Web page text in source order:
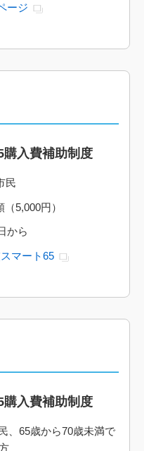
ージ
購入費補助制度
民
5,000円）
から
マート65
購入費補助制度
、65歳から70歳未満で